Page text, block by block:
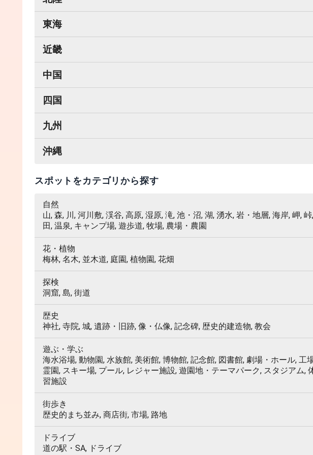
東海
近畿
中国
四国
九州
沖縄
スポットをカテゴリから探す
自然
山, 森, 川, 河川敷, 渓谷, 高原, 湿原, 滝, 池・沼, 湖, 湧水, 岩・地層, 海岸, 岬,
田, 温泉, キャンプ場, 遊歩道, 牧場, 農場・農園
花・植物
梅林, 名木, 並木道, 庭園, 植物園, 花畑
探検
洞窟, 島, 街道
歴史
神社, 寺院, 城, 遺跡・旧跡, 像・仏像, 記念碑, 歴史的建造物, 教会
遊ぶ・学ぶ
海水浴場, 動物園, 水族館, 美術館, 博物館, 記念館, 図書館, 劇場・ホール, 工
霊園, スキー場, プール, レジャー施設, 遊園地・テーマパーク, スタジアム,
習施設
街歩き
歴史的まち並み, 商店街, 市場, 路地
ドライブ
道の駅・SA, ドライブ